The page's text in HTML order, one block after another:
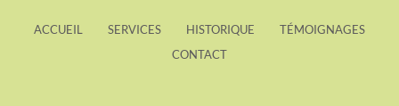
ACCUEIL SERVICES HISTORIQUE
TÉMOIGNAGES
CONTACT